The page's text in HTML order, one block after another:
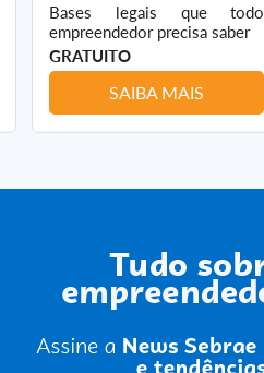
Bases legais que todo
empreendedor precisa saber
GRATUITO
SAIBA MAIS